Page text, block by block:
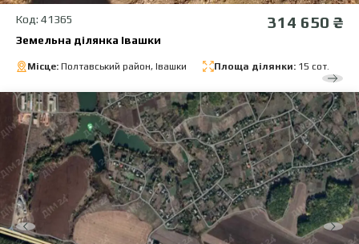
Код: 41365 314 650 ₴
Земельна ділянка Івашки
Місце: Полтавський район, Івашки Площа ділянки: 15 сот.